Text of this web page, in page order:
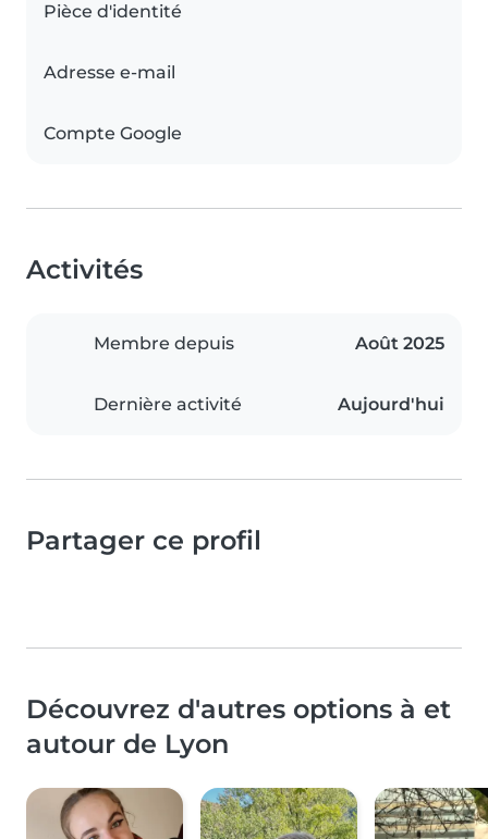
Pièce d'identité
Adresse e-mail
Compte Google
Activités
Membre depuis Août 2025
Dernière activité Aujourd'hui
Partager ce profil
Découvrez d'autres options à et
autour de Lyon